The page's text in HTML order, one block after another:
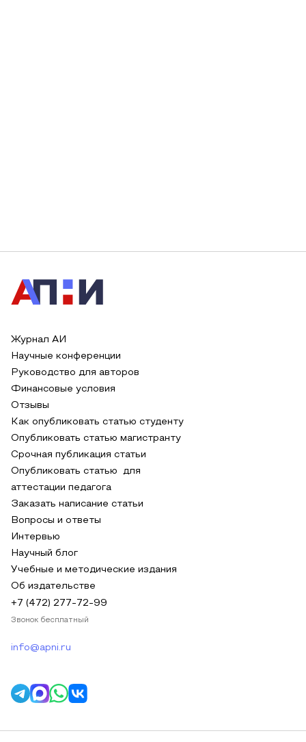
Журнал АИ
Научные конференции
Руководство для авторов
Финансовые условия
Отзывы
Как опубликовать статью студенту
Опубликовать статью магистранту
Срочная публикация статьи
Опубликовать статью для
аттестации педагога
Заказать написание статьи
Вопросы и ответы
Интервью
Научный блог
Учебные и методические издания
Об издательстве
+7 (472) 277-72-99
Звонок бесплатный
info@apni.ru